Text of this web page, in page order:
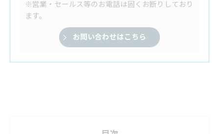
※営業・セールス等のお電話は固くお断りしており
ます。
お問い合わせはこちら